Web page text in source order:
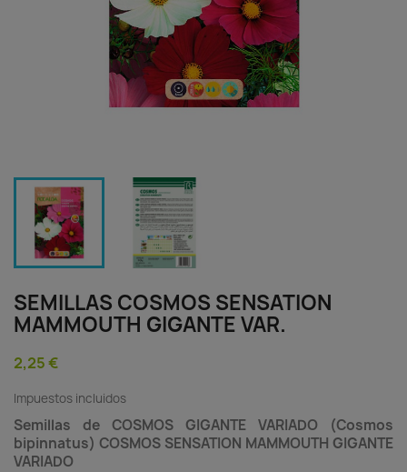
SEMILLAS COSMOS SENSATION
MAMMOUTH GIGANTE VAR.
2,25 €
Impuestos incluidos
Semillas de COSMOS GIGANTE VARIADO (Cosmos
bipinnatus) COSMOS SENSATION MAMMOUTH GIGANTE
VARIADO